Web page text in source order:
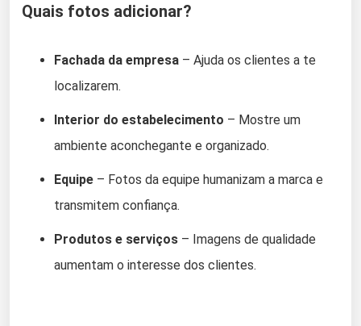
Quais fotos adicionar?
Fachada da empresa – Ajuda os clientes a te
localizarem.
Interior do estabelecimento – Mostre um
ambiente aconchegante e organizado.
Equipe – Fotos da equipe humanizam a marca e
transmitem confiança.
Produtos e serviços – Imagens de qualidade
aumentam o interesse dos clientes.